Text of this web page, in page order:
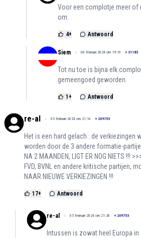
Voor een complotje meer of
om.
4+ Antwoord
Siem 06 februari 2024 om 19:10 + 31183
Tot nu toe is bijna elk
gemeengoed geworden.
1 + Antwoord
re-al 05 februari 2024 om 21:10 + 209753
Het is een hard gelach : de verkiezingen
worden door de 3 andere formatie-
NA 2 MAANDEN, LIGT ER NOG NIETS !!!
FVD, BVNL en andere kritische partijen,
NAAR NIEUWE VERKIEZINGEN !!!
17+ Antwoord
re-al 05 februari 2024 om 21:28 + 209753
Intussen is zowat heel Europa